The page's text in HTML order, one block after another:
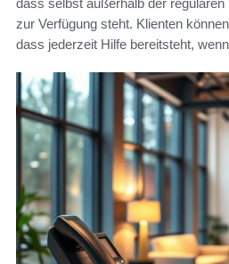
zur Verfügung steht. Klienten
dass jederzeit Hilfe bereitsteht,